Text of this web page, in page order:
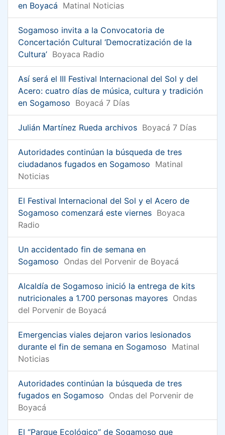
en Boyacá Matinal Noticias
Sogamoso invita a la Convocatoria de
Concertación Cultural ‘Democratización de la
Cultura’ Boyaca Radio
Así será el III Festival Internacional del Sol y del
Acero: cuatro días de música, cultura y tradición
en Sogamoso Boyacá 7 Días
Julián Martínez Rueda archivos Boyacá 7 Días
Autoridades continúan la búsqueda de tres
ciudadanos fugados en Sogamoso Matinal
Noticias
El Festival Internacional del Sol y el Acero de
Sogamoso comenzará este viernes Boyaca
Radio
Un accidentado fin de semana en
Sogamoso Ondas del Porvenir de Boyacá
Alcaldía de Sogamoso inició la entrega de kits
nutricionales a 1.700 personas mayores Ondas
del Porvenir de Boyacá
Emergencias viales dejaron varios lesionados
durante el fin de semana en Sogamoso Matinal
Noticias
Autoridades continúan la búsqueda de tres
fugados en Sogamoso Ondas del Porvenir de
Boyacá
El “Parque Ecológico” de Sogamoso que